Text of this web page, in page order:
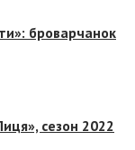
броварчанок
сезон 2022